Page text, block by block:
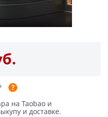
на Taobao и
и доставке.